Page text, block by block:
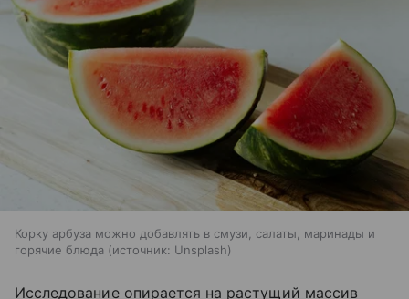
Корку арбуза можно добавлять в смузи, салаты, маринады и
горячие блюда
источник: Unsplash
Исследование опирается на растущий массив